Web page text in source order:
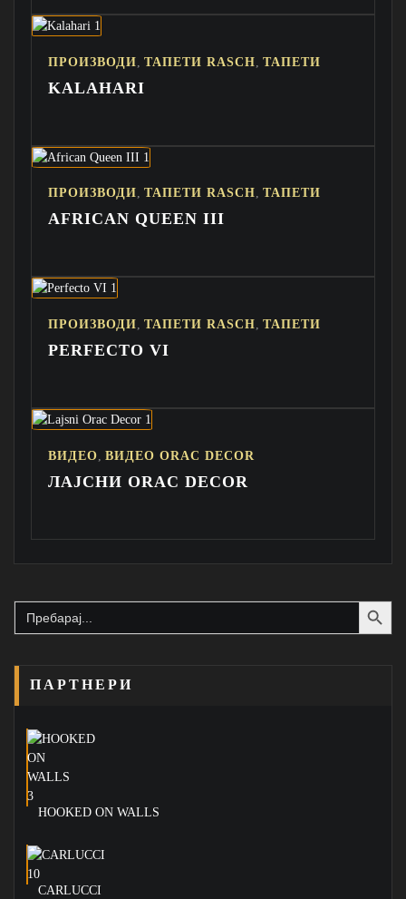
ПРОИЗВОДИ ТАПЕТИ RASCH ТАПЕТИ
KALAHARI
ПРОИЗВОДИ, ТАПЕТИ RASCH, ТАПЕТИ
AFRICAN QUEEN III
ПРОИЗВОДИ ТАПЕТИ RASCH ТАПЕТИ
PERFECTO VI
ВИДЕО ВИДЕО ORAC DECOR
ЛАЈСНИ ORAC DECOR
Search
for:
Search Button
ПАРТНЕРИ
HOOKED ON WALLS
CARLUCCI